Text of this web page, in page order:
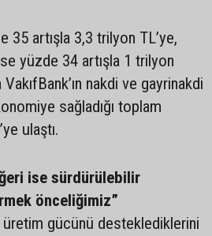
35 artışla 3,3 trilyon TL’ye,
yüzde 34 artışla 1 trilyon
nakdi ve gayrinakdi
sağladığı toplam
ulaştı.
ise sürdürülebilir
önceliğimiz”
gücünü desteklediklerini